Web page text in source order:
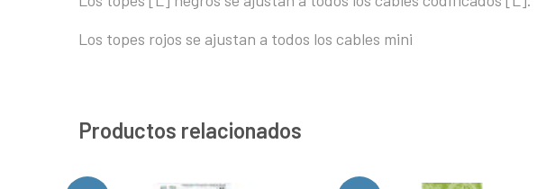
Los topes rojos se ajustan a todos los cables mini
Productos relacionados